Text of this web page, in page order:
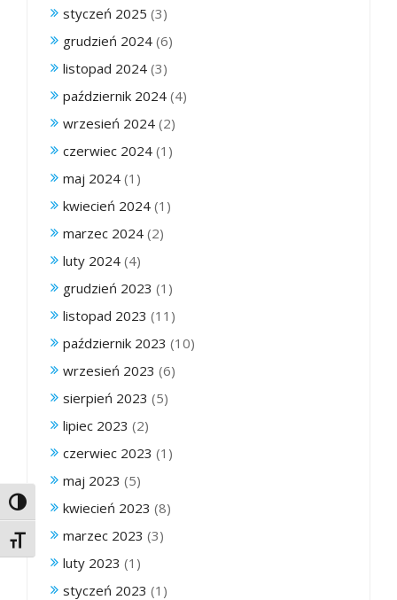
Toggle High Contrast
Toggle Font size
styczeń 2025 (3)
grudzień 2024 (6)
listopad 2024 (3)
październik 2024 (4)
wrzesień 2024 (2)
czerwiec 2024 (1)
maj 2024 (1)
kwiecień 2024 (1)
marzec 2024 (2)
luty 2024 (4)
grudzień 2023 (1)
listopad 2023 (11)
październik 2023 (10)
wrzesień 2023 (6)
sierpień 2023 (5)
lipiec 2023 (2)
czerwiec 2023 (1)
maj 2023 (5)
kwiecień 2023 (8)
marzec 2023 (3)
luty 2023 (1)
styczeń 2023 (1)